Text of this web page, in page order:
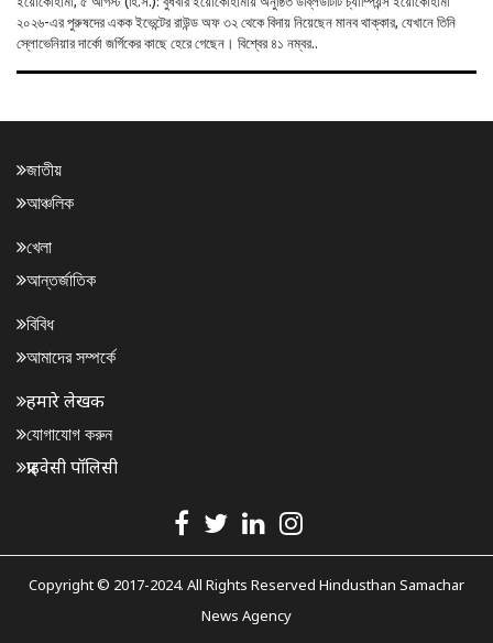
২০২৬-এর পুরুষদের একক ইভেন্টের রাউন্ড অফ ৩২ থেকে বিদায় নিয়েছেন মানব থাক্কার, যেখানে তিনি
স্লোভেনিয়ার দার্কো জর্গিকের কাছে হেরে গেছেন। বিশ্বের ৪১ নম্বর..
জাতীয়
আঞ্চলিক
খেলা
আন্তর্জাতিক
বিবিধ
আমাদের সম্পর্কে
हमारे लेखक
যোগাযোগ করুন
प्राइवेसी पॉलिसी
Copyright © 2017-2024. All Rights Reserved Hindusthan Samachar
News Agency